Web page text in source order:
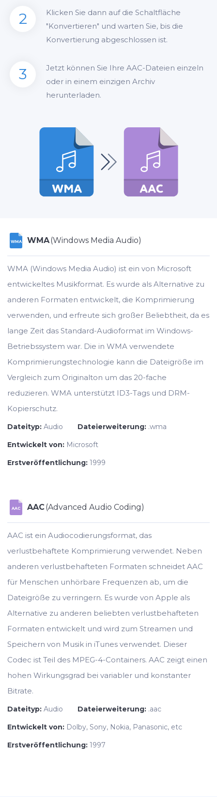
2
Klicken Sie dann auf die Schaltfläche
"Konvertieren" und warten Sie, bis die
Konvertierung abgeschlossen ist.
3
Jetzt können Sie Ihre AAC-Dateien einzeln
oder in einem einzigen Archiv
herunterladen.
WMA WMA(Windows Media Audio)
WMA (Windows Media Audio) ist ein von Microsoft
entwickeltes Musikformat. Es wurde als Alternative zu
anderen Formaten entwickelt, die Komprimierung
verwenden, und erfreute sich großer Beliebtheit, da es
lange Zeit das Standard-Audioformat im Windows-
Betriebssystem war. Die in WMA verwendete
Komprimierungstechnologie kann die Dateigröße im
Vergleich zum Originalton um das 20-fache
reduzieren. WMA unterstützt ID3-Tags und DRM-
Kopierschutz.
Dateityp: Audio Dateierweiterung: .wma
Entwickelt von: Microsoft
Erstveröffentlichung: 1999
AAC AAC(Advanced Audio Coding)
AAC ist ein Audiocodierungsformat, das
verlustbehaftete Komprimierung verwendet. Neben
anderen verlustbehafteten Formaten schneidet AAC
für Menschen unhörbare Frequenzen ab, um die
Dateigröße zu verringern. Es wurde von Apple als
Alternative zu anderen beliebten verlustbehafteten
Formaten entwickelt und wird zum Streamen und
Speichern von Musik in iTunes verwendet. Dieser
Codec ist Teil des MPEG-4-Containers. AAC zeigt einen
hohen Wirkungsgrad bei variabler und konstanter
Bitrate.
Dateityp: Audio Dateierweiterung: .aac
Entwickelt von: Dolby, Sony, Nokia, Panasonic, etc
Erstveröffentlichung: 1997